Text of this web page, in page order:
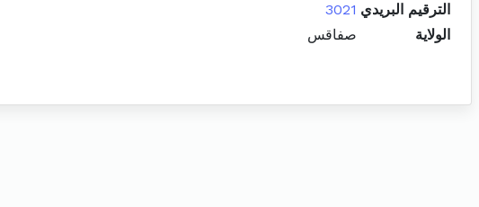
الترقيم البريدي 3021
الولاية
صفاقس